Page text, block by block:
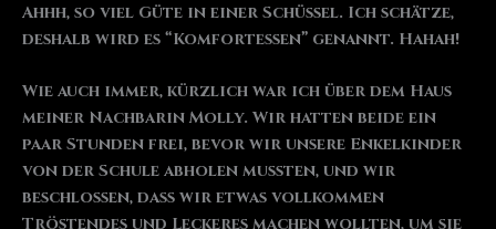
Ahhh, so viel Güte in einer Schüssel. Ich schätze,
deshalb wird es “Komfortessen” genannt. Hahah!
Wie auch immer, kürzlich war ich über dem Haus
meiner Nachbarin Molly. Wir hatten beide ein
paar Stunden frei, bevor wir unsere Enkelkinder
von der Schule abholen mussten, und wir
beschlossen, dass wir etwas vollkommen
Tröstendes und Leckeres machen wollten, um sie